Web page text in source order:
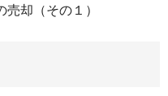
却（その１）